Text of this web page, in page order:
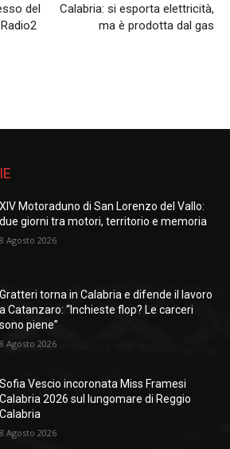
del
Calabria: si esporta elettricità,
ma è prodotta dal gas
XIV Motoraduno di San Lorenzo del Vallo:
due giorni tra motori, territorio e memoria
8 Agosto 2026
Gratteri torna in Calabria e difende il lavoro
a Catanzaro: “Inchieste flop? Le carceri
sono piene”
8 Agosto 2026
Sofia Vescio incoronata Miss Framesi
Calabria 2026 sul lungomare di Reggio
Calabria
8 Agosto 2026